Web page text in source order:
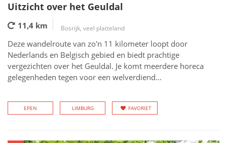
Uitzicht over het Geuldal
11,4 km Bosrijk, veel platteland
Deze wandelroute van zo'n 11 kilometer loopt door
Nederlands en Belgisch gebied en biedt prachtige
vergezichten over het Geuldal. Je komt meerdere horeca
gelegenheden tegen voor een welverdiend...
EPEN LIMBURG FAVORIET